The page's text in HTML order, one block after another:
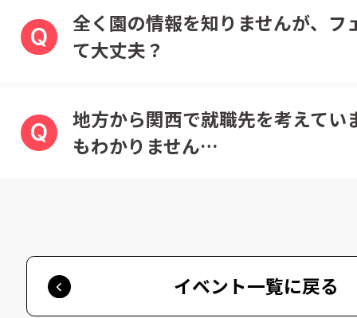
Q
全く園の情報を知りませんが、フ
て大丈夫？
Q
地方から関西で就職先を考えてい
もわかりません…
イベント一覧に戻る